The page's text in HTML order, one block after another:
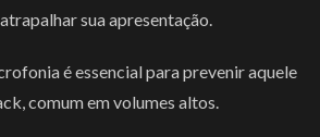
sua apresentação.
é essencial para prevenir aquele
comum em volumes altos.